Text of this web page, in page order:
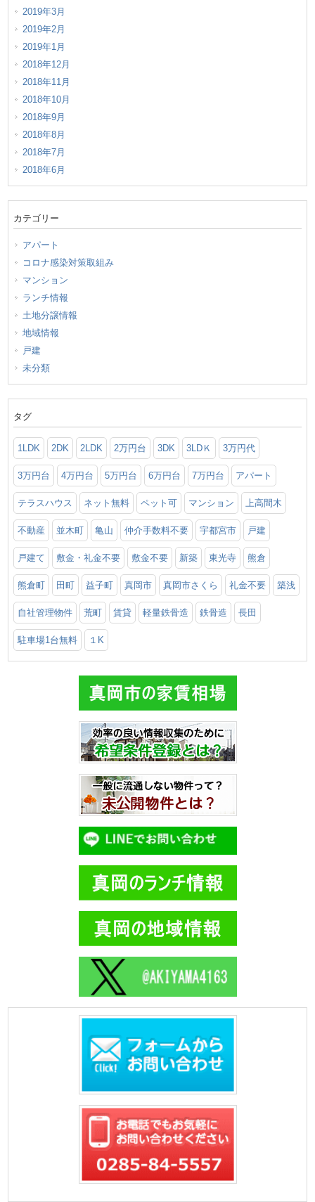
2019年3月
2019年2月
2019年1月
2018年12月
2018年11月
2018年10月
2018年9月
2018年8月
2018年7月
2018年6月
カテゴリー
アパート
コロナ感染対策取組み
マンション
ランチ情報
土地分譲情報
地域情報
戸建
未分類
タグ
1LDK 2DK 2LDK 2万円台 3DK 3LDＫ 3万円代
3万円台 4万円台 5万円台 6万円台 7万円台 アパート
テラスハウス ネット無料 ペット可 マンション 上高間木
不動産 並木町 亀山 仲介手数料不要 宇都宮市 戸建
戸建て 敷金・礼金不要 敷金不要 新築 東光寺 熊倉
熊倉町 田町 益子町 真岡市 真岡市さくら 礼金不要 築浅
自社管理物件 荒町 賃貸 軽量鉄骨造 鉄骨造 長田
駐車場1台無料 １K